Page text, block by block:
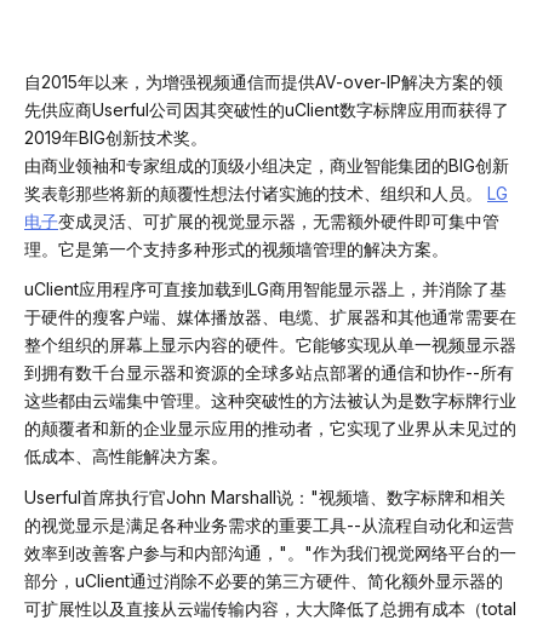
自2015年以来，为增强视频通信而提供AV-over-IP解决方案的领
先供应商Userful公司因其突破性的uClient数字标牌应用而获得了
2019年BIG创新技术奖。
由商业领袖和专家组成的顶级小组决定，商业智能集团的BIG创新
奖表彰那些将新的颠覆性想法付诸实施的技术、组织和人员。 LG
电子变成灵活、可扩展的视觉显示器，无需额外硬件即可集中管
理。它是第一个支持多种形式的视频墙管理的解决方案。
uClient应用程序可直接加载到LG商用智能显示器上，并消除了基
于硬件的瘦客户端、媒体播放器、电缆、扩展器和其他通常需要在
整个组织的屏幕上显示内容的硬件。它能够实现从单一视频显示器
到拥有数千台显示器和资源的全球多站点部署的通信和协作--所有
这些都由云端集中管理。这种突破性的方法被认为是数字标牌行业
的颠覆者和新的企业显示应用的推动者，它实现了业界从未见过的
低成本、高性能解决方案。
Userful首席执行官John Marshall说："视频墙、数字标牌和相关
的视觉显示是满足各种业务需求的重要工具--从流程自动化和运营
效率到改善客户参与和内部沟通，"。"作为我们视觉网络平台的一
部分，uClient通过消除不必要的第三方硬件、简化额外显示器的
可扩展性以及直接从云端传输内容，大大降低了总拥有成本（total